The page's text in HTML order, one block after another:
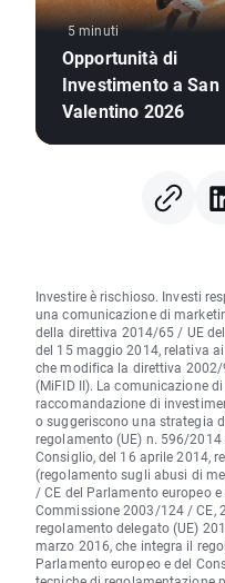
5 minuti
Opportunità di
Investimento a San
Valentino 2026
Investire è rischioso. Investi
una comunicazione di
della direttiva 2014/65 / UE
del 15 maggio 2014, relativa
che modifica la direttiva
(MiFID II). La comunicazione
raccomandazione di
o suggeriscono una strategia
regolamento (UE) n. 596/
Consiglio, del 16 aprile 2014,
(regolamento sugli abusi di
/ CE del Parlamento europeo
Commissione 2003/124 / CE,
regolamento delegato (UE)
marzo 2016, che integra il
Parlamento europeo e del